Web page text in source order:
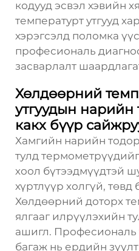
кодууд эсвэл хэвийн
температурт утгууд
хэрэгсэлд поломка
професиональ
засварлалт
Хөлдөөрний
утгуудын нарийн
какх бүүр
Хамгийн нарийн
тулд
хоол бүтээдмүүдтэй
хүртлүүр холгүй, төвд
Хөлдөөрний доторх
ялгааг илрүүлэхийн
ашигл.
багаж нь ердийн